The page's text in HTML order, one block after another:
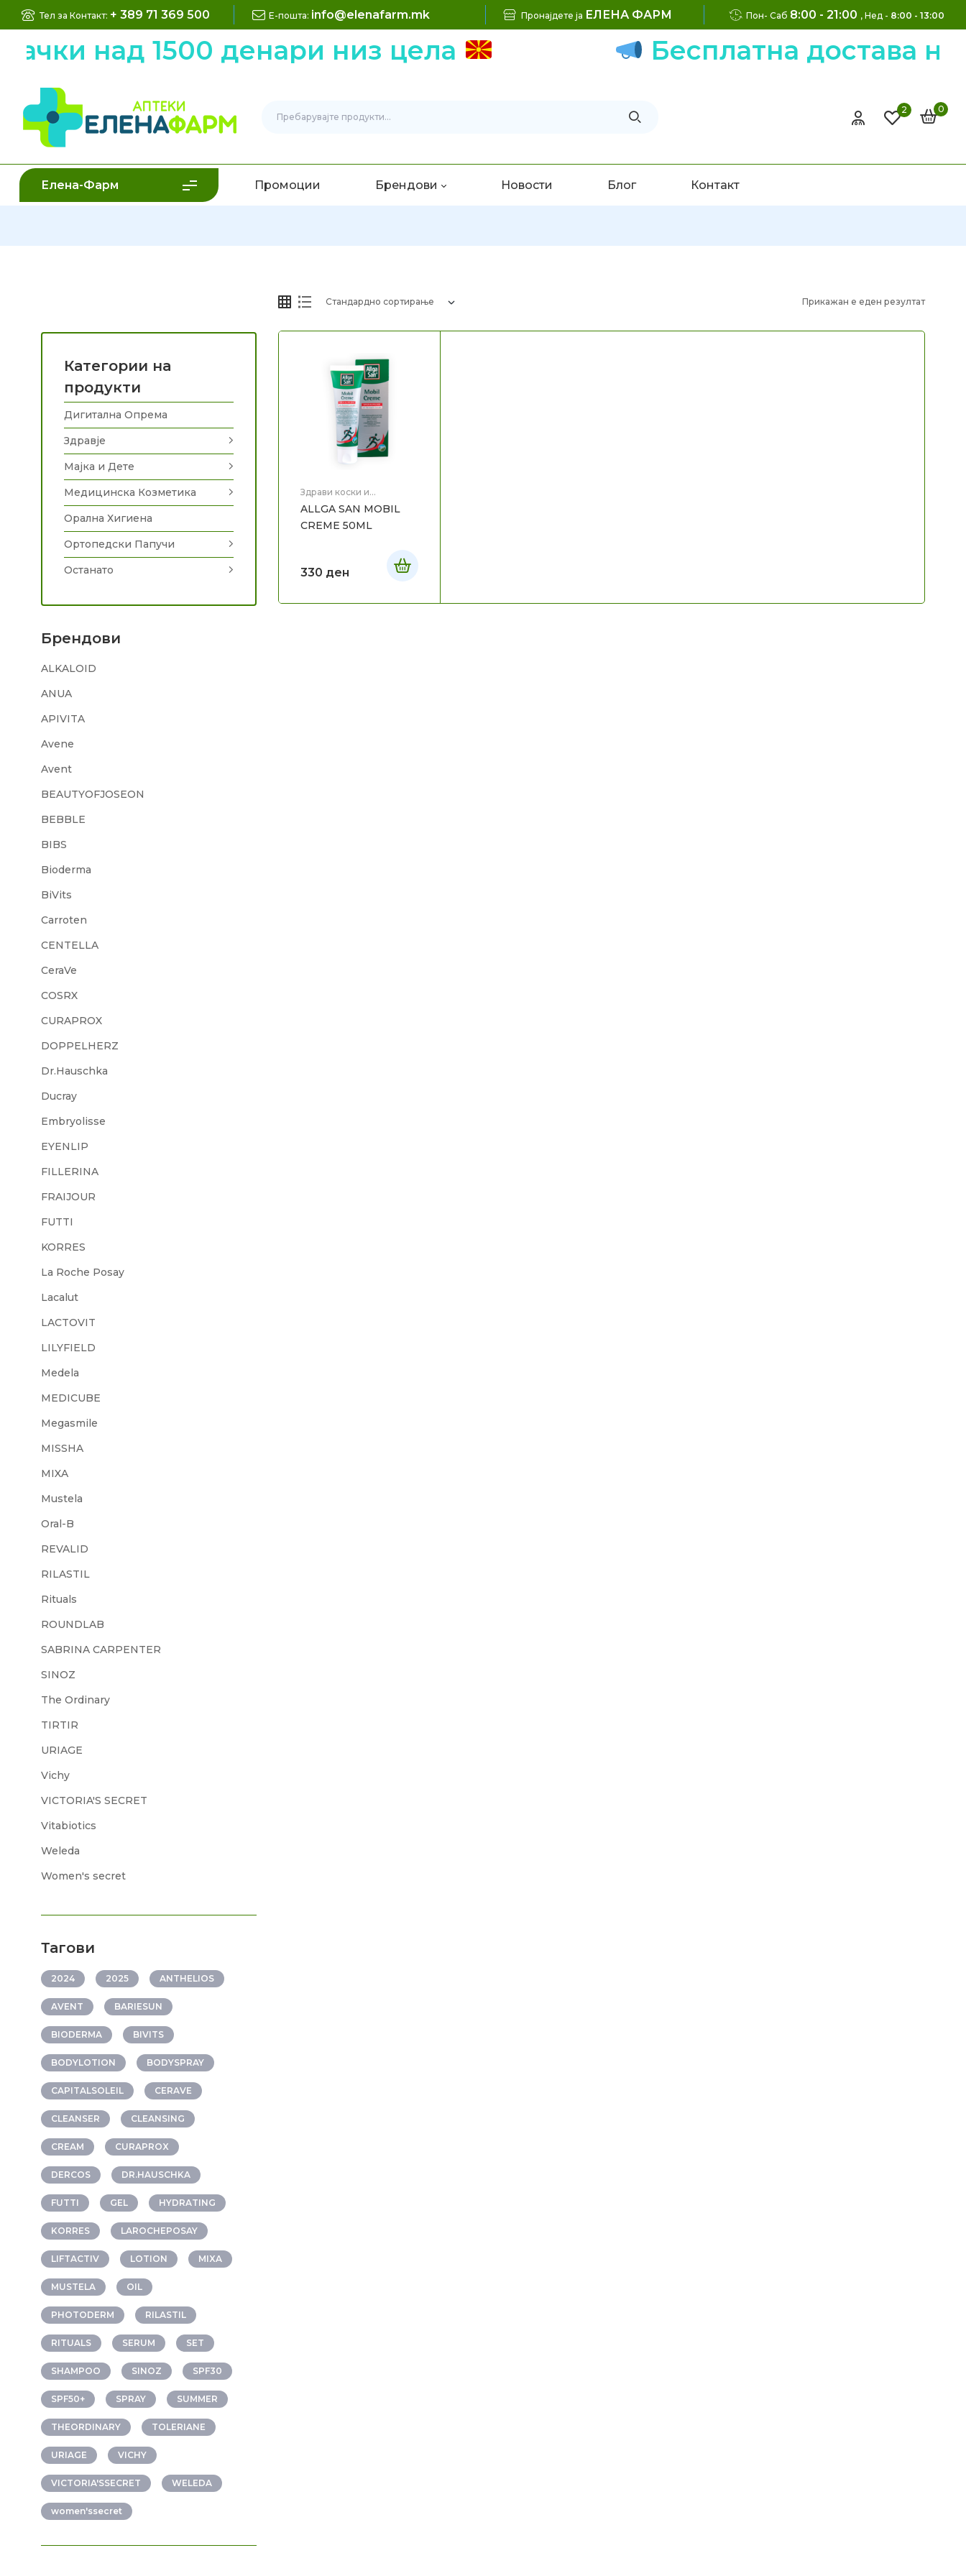
Тел за Контакт: + 389 71 369 500 Е-пошта: info@elenafarm.mk Пронајдете ја ЕЛЕНА ФАРМ Пон- Саб 8:00 - 21:00 , Нед - 8:00 - 13:00
над 1500 денари низ цела Бесплатна достава на
2 0
Елена-Фарм Промоции Брендови Новости Блог Контакт
Прикажан е еден резултат
Здрави коски и
Здравје
ALLGA SAN MOBIL
CREME 50ML
330 ден
Категории на
продукти
Дигитална Опрема
Здравје
Мајка и Дете
Медицинска Козметика
Орална Хигиена
Ортопедски Папучи
Останато
Брендови
ALKALOID
ANUA
APIVITA
Avene
Avent
BEAUTYOFJOSEON
BEBBLE
BIBS
Bioderma
BiVits
Carroten
CENTELLA
CeraVe
COSRX
CURAPROX
DOPPELHERZ
Dr.Hauschka
Ducray
Embryolisse
EYENLIP
FILLERINA
FRAIJOUR
FUTTI
KORRES
La Roche Posay
Lacalut
LACTOVIT
LILYFIELD
Medela
MEDICUBE
Megasmile
MISSHA
MIXA
Mustela
Oral-B
REVALID
RILASTIL
Rituals
ROUNDLAB
SABRINA CARPENTER
SINOZ
The Ordinary
TIRTIR
URIAGE
Vichy
VICTORIA'S SECRET
Vitabiotics
Weleda
Women's secret
Тагови
2024 2025 ANTHELIOS
AVENT BARIESUN
BIODERMA BIVITS
BODYLOTION BODYSPRAY
CAPITALSOLEIL CERAVE
CLEANSER CLEANSING
CREAM CURAPROX
DERCOS DR.HAUSCHKA
FUTTI GEL HYDRATING
KORRES LAROCHEPOSAY
LIFTACTIV LOTION MIXA
MUSTELA OIL
PHOTODERM RILASTIL
RITUALS SERUM SET
SHAMPOO SINOZ SPF30
SPF50+ SPRAY SUMMER
THEORDINARY TOLERIANE
URIAGE VICHY
VICTORIA'SSECRET WELEDA
women'ssecret